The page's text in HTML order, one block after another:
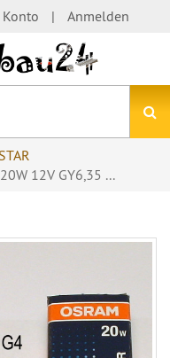
Anmelden
12V GY6,35 ...